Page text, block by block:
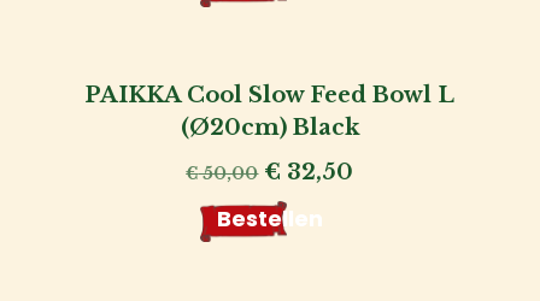
PAIKKA Cool Slow Feed Bowl L
(Ø20cm) Black
€50,00 Oorspronkelijke
prijs
was:
€ 32,50
Bestellen